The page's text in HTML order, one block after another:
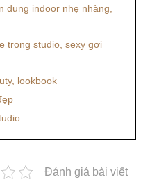
dung indoor nhẹ nhàng,
trong studio, sexy gợi
lookbook
Đánh giá bài viết